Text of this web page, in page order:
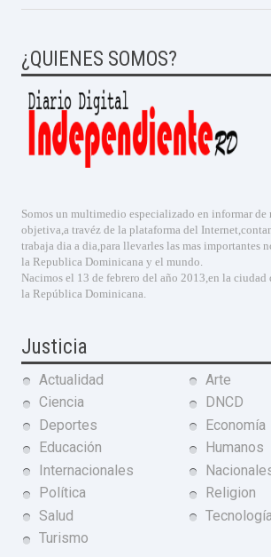
¿QUIENES SOMOS?
Somos un multimedio especializado en informar de
objetiva,a travéz de la plataforma del
trabaja dia a dia,para llevarles las mas importantes
la Republica Dominicana y el mundo.
Nacimos el 13 de febrero del año 2013,en la ciudad
la República Dominicana.
Justicia
Actualidad
Arte
Ciencia
DNCD
Deportes
Economía
Educación
Humanos
Internacionales
Política
Religion
Salud
Tecnología
Turismo